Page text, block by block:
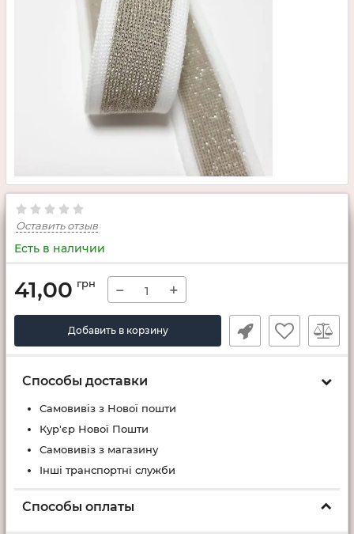
Оставить отзыв
Есть в наличии
41,00 грн − +
Добавить в корзину
Способы доставки
Самовивіз з Нової пошти
Кур'єр Нової Пошти
Самовивіз з магазину
Інші транспортні служби
Способы оплаты